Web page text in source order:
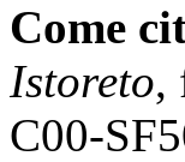
Come
Istoreto,
C00-